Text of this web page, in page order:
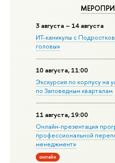
3 августа – 14 августа
ИТ-каникулы с
головы»
10 августа, 11:00
Экскурсия по корпусу на
по Заповедным кварталам
11 августа, 19:00
Онлайн-презентация
профессиональной
менеджмент»
онлайн